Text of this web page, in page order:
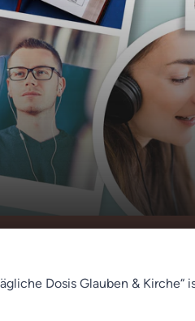
Dosis Glauben &